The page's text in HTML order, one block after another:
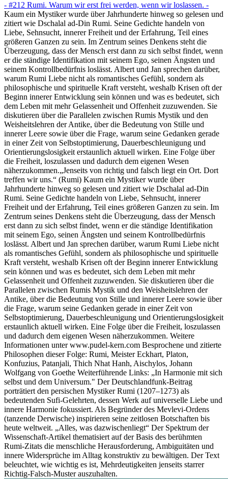
- #212 Rumi. Warum wir erst frei werden, wenn wir loslassen. -
Kaum ein Mystiker wurde über Jahrhunderte hinweg so gelesen und
zitiert wie Dschalal ad-Din Rumi. Seine Gedichte handeln von
Liebe, Sehnsucht, innerer Freiheit und der Erfahrung, Teil eines
größeren Ganzen zu sein. Im Zentrum seines Denkens steht die
Überzeugung, dass der Mensch erst dann zu sich selbst findet, wenn
er die ständige Identifikation mit seinem Ego, seinen Ängsten und
seinem Kontrollbedürfnis loslässt. Albert und Jan sprechen darüber,
warum Rumi Liebe nicht als romantisches Gefühl, sondern als
philosophische und spirituelle Kraft versteht, weshalb Krisen oft der
Beginn innerer Entwicklung sein können und was es bedeutet, sich
dem Leben mit mehr Gelassenheit und Offenheit zuzuwenden. Sie
diskutieren über die Parallelen zwischen Rumis Mystik und den
Weisheitslehren der Antike, über die Bedeutung von Stille und
innerer Leere sowie über die Frage, warum seine Gedanken gerade
in einer Zeit von Selbstoptimierung, Dauerbeschleunigung und
Orientierungslosigkeit erstaunlich aktuell wirken. Eine Folge über
die Freiheit, loszulassen und dadurch dem eigenen Wesen
näherzukommen.„Jenseits von richtig und falsch liegt ein Ort. Dort
treffen wir uns.“ (Rumi) Kaum ein Mystiker wurde über
Jahrhunderte hinweg so gelesen und zitiert wie Dschalal ad-Din
Rumi. Seine Gedichte handeln von Liebe, Sehnsucht, innerer
Freiheit und der Erfahrung, Teil eines größeren Ganzen zu sein. Im
Zentrum seines Denkens steht die Überzeugung, dass der Mensch
erst dann zu sich selbst findet, wenn er die ständige Identifikation
mit seinem Ego, seinen Ängsten und seinem Kontrollbedürfnis
loslässt. Albert und Jan sprechen darüber, warum Rumi Liebe nicht
als romantisches Gefühl, sondern als philosophische und spirituelle
Kraft versteht, weshalb Krisen oft der Beginn innerer Entwicklung
sein können und was es bedeutet, sich dem Leben mit mehr
Gelassenheit und Offenheit zuzuwenden. Sie diskutieren über die
Parallelen zwischen Rumis Mystik und den Weisheitslehren der
Antike, über die Bedeutung von Stille und innerer Leere sowie über
die Frage, warum seine Gedanken gerade in einer Zeit von
Selbstoptimierung, Dauerbeschleunigung und Orientierungslosigkeit
erstaunlich aktuell wirken. Eine Folge über die Freiheit, loszulassen
und dadurch dem eigenen Wesen näherzukommen. Weitere
Informationen unter www.pudel-kern.com Besprochene und zitierte
Philosophen dieser Folge: Rumi, Meister Eckhart, Platon,
Konfuzius, Patanjali, Thich Nhat Hanh, Aischylos, Johann
Wolfgang von Goethe Weiterführende Links: „In Harmonie mit sich
selbst und dem Universum." Der Deutschlandfunk-Beitrag
porträtiert den persischen Mystiker Rumi (1207–1273) als
bedeutenden Sufi-Gelehrten, dessen Werk auf universelle Liebe und
innere Harmonie fokussiert. Als Begründer des Mevlevi-Ordens
(tanzende Derwische) inspirieren seine zeitlosen Botschaften bis
heute weltweit. „Alles, was dazwischenliegt“ Der Spektrum der
Wissenschaft-Artikel thematisiert auf der Basis des berühmten
Rumi-Zitats die menschliche Herausforderung, Ambiguitäten und
innere Widersprüche im Alltag konstruktiv zu bewältigen. Der Text
beleuchtet, wie wichtig es ist, Mehrdeutigkeiten jenseits starrer
Richtig-Falsch-Muster auszuhalten.